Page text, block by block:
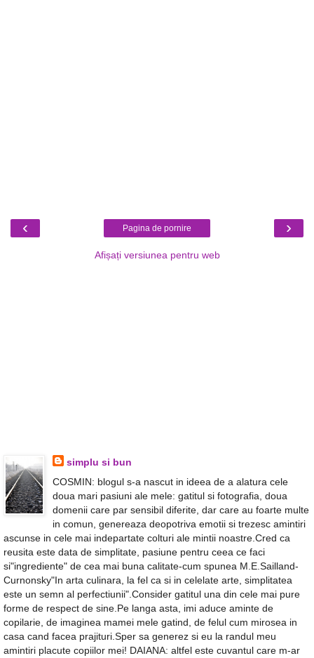
‹ ›
Pagina de pornire
Afișați versiunea pentru web
simplu si bun
COSMIN: blogul s-a nascut in ideea de a alatura cele
doua mari pasiuni ale mele: gatitul si fotografia, doua
domenii care par sensibil diferite, dar care au foarte multe
in comun, genereaza deopotriva emotii si trezesc amintiri
ascunse in cele mai indepartate colturi ale mintii noastre.Cred ca
reusita este data de simplitate, pasiune pentru ceea ce faci
si"ingrediente" de cea mai buna calitate-cum spunea M.E.Sailland-
Curnonsky"In arta culinara, la fel ca si in celelate arte, simplitatea
este un semn al perfectiunii".Consider gatitul una din cele mai pure
forme de respect de sine.Pe langa asta, imi aduce aminte de
copilarie, de imaginea mamei mele gatind, de felul cum mirosea in
casa cand facea prajituri.Sper sa generez si eu la randul meu
amintiri placute copiilor mei! DAIANA: altfel este cuvantul care m-ar